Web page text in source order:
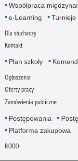
Współpraca
e-Learning
Turnieje
Dla słuchaczy
Kontakt
Plan szkoły
Ogłoszenia
Oferty pracy
Zamówienia publiczne
Postępowania
Platforma zakupowa
RODO